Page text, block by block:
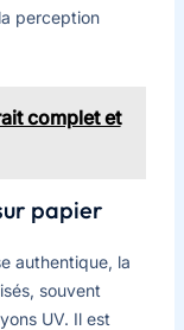
perception
complet et
papier
authentique, la
souvent
UV. Il est